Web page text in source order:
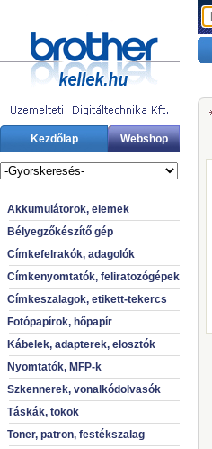
Kezdőlap Webshop
Akkumulátorok, elemek
Bélyegzőkészítő gép
Címkefelrakók, adagolók
Címkenyomtatók, feliratozógépek
Címkeszalagok, etikett-tekercs
Fotópapírok, hőpapír
Kábelek, adapterek, elosztók
Nyomtatók, MFP-k
Szkennerek, vonalkódolvasók
Táskák, tokok
Toner, patron, festékszalag